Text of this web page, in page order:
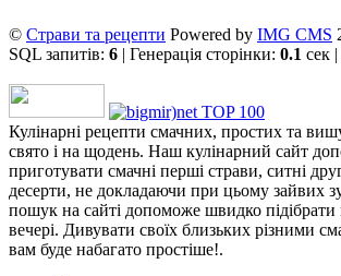
© Страви та рецепти Powered by ІMG CMS
SQL запитів: 6 | Генерація сторінки: 0.1 сек |
Кулінарні рецепти смачних, простих та
свято і на щодень. Наш кулінарний сайт
приготувати смачні перші страви, ситні
десерти, не докладаючи при цьому зайвих
пошук на сайті допоможе швидко
вечері. Дивувати своїх близьких різними
вам буде набагато простіше!.